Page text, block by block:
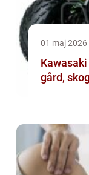
01 maj 2026
gård,